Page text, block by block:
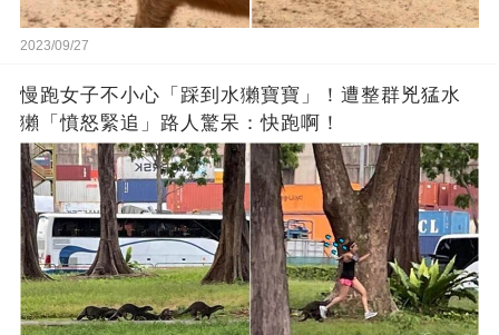
2023/09/27
慢跑女子不小心「踩到水獺寶寶」！遭整群兇猛水
獺「憤怒緊追」路人驚呆：快跑啊！